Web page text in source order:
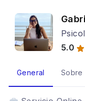
5.0
General Sobre